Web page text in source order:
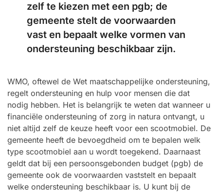
zelf te kiezen met een pgb; de
gemeente stelt de voorwaarden
vast en bepaalt welke vormen van
ondersteuning beschikbaar zijn.
WMO, oftewel de Wet maatschappelijke ondersteuning,
regelt ondersteuning en hulp voor mensen die dat
nodig hebben. Het is belangrijk te weten dat wanneer u
financiële ondersteuning of zorg in natura ontvangt, u
niet altijd zelf de keuze heeft voor een scootmobiel. De
gemeente heeft de bevoegdheid om te bepalen welk
type scootmobiel aan u wordt toegekend. Daarnaast
geldt dat bij een persoonsgebonden budget (pgb) de
gemeente ook de voorwaarden vaststelt en bepaalt
welke ondersteuning beschikbaar is. U kunt bij de